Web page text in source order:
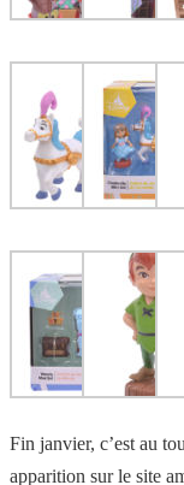
Fin janvier, c’est au
apparition sur le site